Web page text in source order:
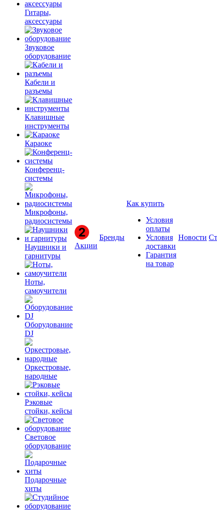
Гитары,
аксессуары
Звуковое
оборудование
Кабели и
разъемы
Клавишные
инструменты
Караоке
Конференц-
системы
Микрофоны,
радиосистемы
Наушники и
гарнитуры
Ноты,
самоучители
Оборудование
DJ
Оркестровые,
народные
Рэковые
стойки, кейсы
Световое
оборудование
Подарочные
хиты
Акции
Бренды
Как купить
Условия
оплаты
Условия
доставки
Гарантия
на товар
Новости